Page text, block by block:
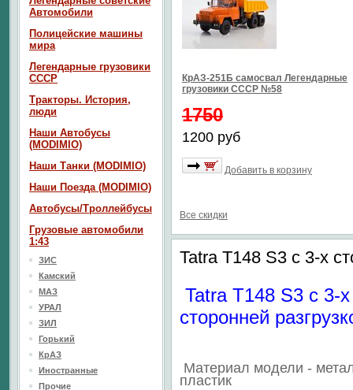
КрАЗ-251Б самосвал Легендарные
грузовики СССР №58
1750
1200 руб
Добавить в корзину
Все скидки
Tatra T148 S3 с 3-х
Tatra T148 S3 с 3-х
сторонней
Материал модели -
пластик
Автомобили
Полицейские машины
мира
Легендарные грузовики
СССР
Тракторы. История,
люди
Наши Автобусы
(MODIMIO)
Наши Танки (MODIMIO)
Наши Поезда (MODIMIO)
Автобусы/Троллейбусы
Грузовые автомобили
1:43
ЗИС
Камский
МАЗ
УРАЛ
ЗИЛ
Горький
КрАЗ
Иностранные
Прочие